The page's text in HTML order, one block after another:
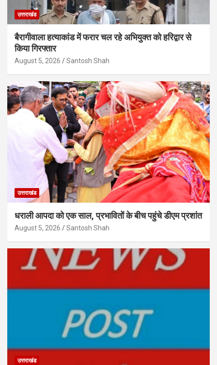
उत्तराखंड
बैरागीवाला हत्याकांड में फरार चल रहे अभियुक्त को हरिद्वार से
किया गिरफ्तार
August 5, 2026 Santosh Shah
उत्तराखंड
धराली आपदा को एक साल, प्रभावितों के बीच पहुंचे डीएम प्रशांत
August 5, 2026 Santosh Shah
उत्तराखंड